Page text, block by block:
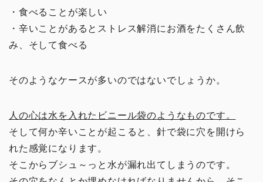
・食べることが楽しい
・辛いことがあるとストレス解消にお酒をたくさん飲
み、そして食べる
そのようなケースが多いのではないでしょうか。
人の心は水を入れたビニール袋のようなものです。
そして何か辛いことが起こると、針で袋に穴を開けら
れた感覚になります。
そこからブシュ～っと水が漏れ出てしまうのです。